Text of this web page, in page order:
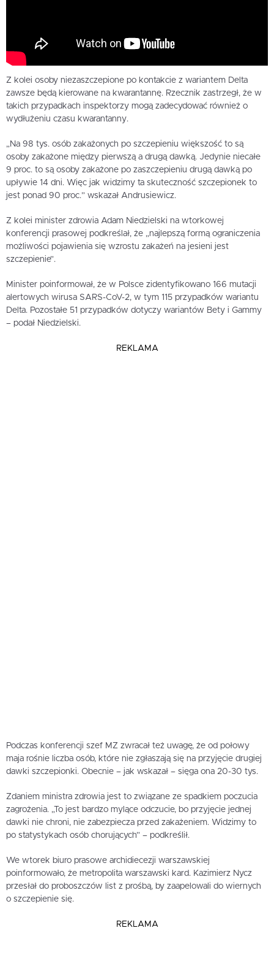
Z kolei osoby niezaszczepione po kontakcie z wariantem Delta
zawsze będą kierowane na kwarantannę. Rzecznik zastrzegł, że w
takich przypadkach inspektorzy mogą zadecydować również o
wydłużeniu czasu kwarantanny.
„Na 98 tys. osób zakażonych po szczepieniu większość to są
osoby zakażone między pierwszą a drugą dawką. Jedynie niecałe
9 proc. to są osoby zakażone po zaszczepieniu drugą dawką po
upływie 14 dni. Więc jak widzimy ta skuteczność szczepionek to
jest ponad 90 proc.” wskazał Andrusiewicz.
Z kolei minister zdrowia Adam Niedzielski na wtorkowej
konferencji prasowej podkreślał, że „najlepszą formą ograniczenia
możliwości pojawienia się wzrostu zakażeń na jesieni jest
szczepienie”.
Minister poinformował, że w Polsce zidentyfikowano 166 mutacji
alertowych wirusa SARS-CoV-2, w tym 115 przypadków wariantu
Delta. Pozostałe 51 przypadków dotyczy wariantów Bety i Gammy
– podał Niedzielski.
REKLAMA
Podczas konferencji szef MZ zwracał też uwagę, że od połowy
maja rośnie liczba osób, które nie zgłaszają się na przyjęcie drugiej
dawki szczepionki. Obecnie – jak wskazał – sięga ona 20-30 tys.
Zdaniem ministra zdrowia jest to związane ze spadkiem poczucia
zagrożenia. „To jest bardzo mylące odczucie, bo przyjęcie jednej
dawki nie chroni, nie zabezpiecza przed zakażeniem. Widzimy to
po statystykach osób chorujących” – podkreślił.
We wtorek biuro prasowe archidiecezji warszawskiej
poinformowało, że metropolita warszawski kard. Kazimierz Nycz
przesłał do proboszczów list z prośbą, by zaapelowali do wiernych
o szczepienie się.
REKLAMA